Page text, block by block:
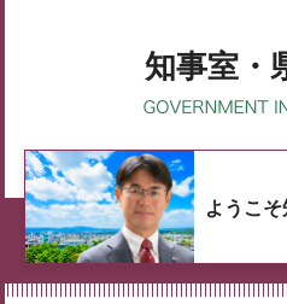
知事室・
ようこ